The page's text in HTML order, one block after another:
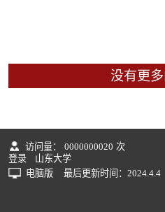
没有更
访问量： 0000000020 次
登录
山东大学
电脑版
最后更新时间： 2024. 4. 4